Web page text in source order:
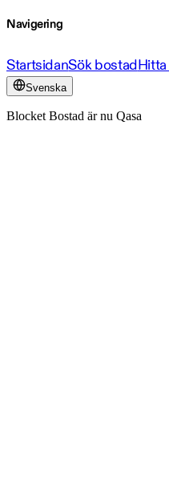
Navigering
StartsidanSök bostad
Svenska
Blocket Bostad är nu Qasa